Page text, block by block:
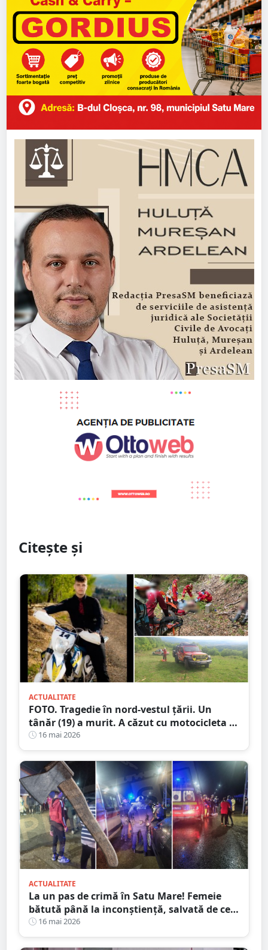
Citește și
ACTUALITATE
FOTO. Tragedie în nord-vestul țării. Un
tânăr (19) a murit. A căzut cu motocicleta în
prăpastie
16 mai 2026
ACTUALITATE
La un pas de crimă în Satu Mare! Femeie
bătută până la inconștiență, salvată de cei
4 copilași
16 mai 2026